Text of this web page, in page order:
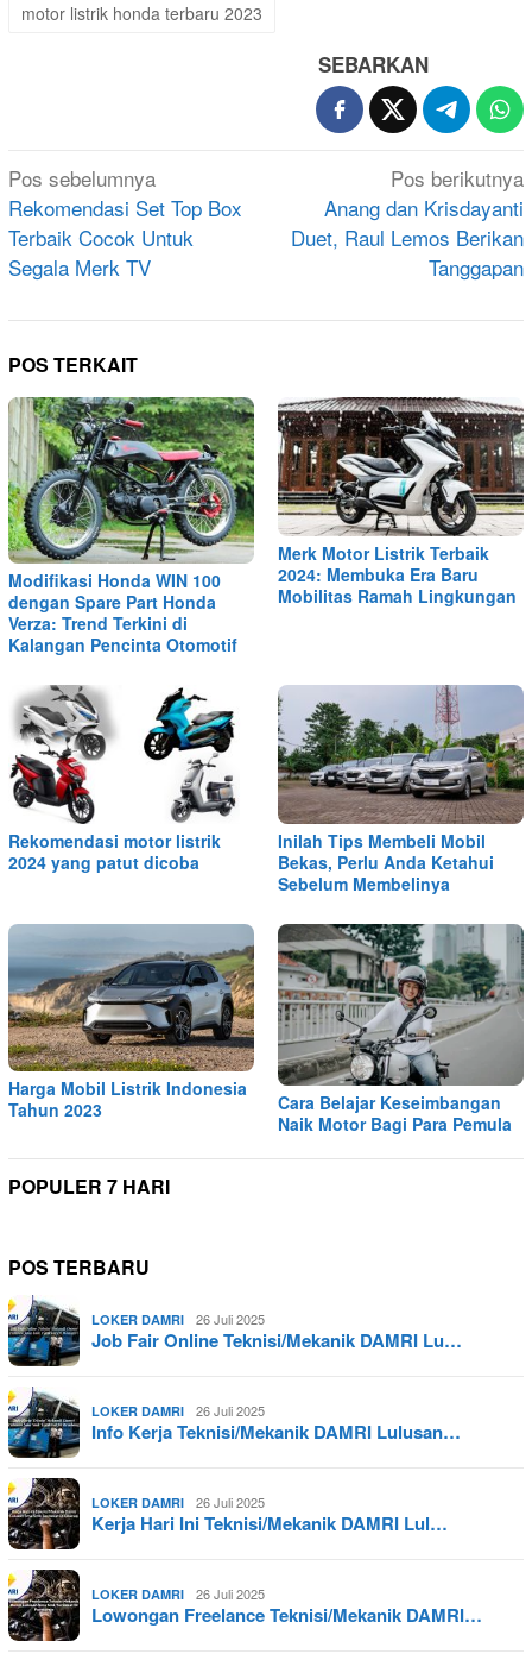
motor listrik honda terbaru 2023
SEBARKAN
Navigasi
pos
Pos sebelumnya
Rekomendasi Set Top Box
Terbaik Cocok Untuk
Segala Merk TV
Pos berikutnya
Anang dan Krisdayanti
Duet, Raul Lemos Berikan
Tanggapan
POS TERKAIT
Modifikasi Honda WIN 100
dengan Spare Part Honda
Verza: Trend Terkini di
Kalangan Pencinta Otomotif
Merk Motor Listrik Terbaik
2024: Membuka Era Baru
Mobilitas Ramah Lingkungan
Rekomendasi motor listrik
2024 yang patut dicoba
Inilah Tips Membeli Mobil
Bekas, Perlu Anda Ketahui
Sebelum Membelinya
Harga Mobil Listrik Indonesia
Tahun 2023
Cara Belajar Keseimbangan
Naik Motor Bagi Para Pemula
POPULER 7 HARI
POS TERBARU
LOKER DAMRI 26 Juli 2025
Job Fair Online Teknisi/Mekanik DAMRI Lu…
LOKER DAMRI 26 Juli 2025
Info Kerja Teknisi/Mekanik DAMRI Lulusan…
LOKER DAMRI 26 Juli 2025
Kerja Hari Ini Teknisi/Mekanik DAMRI Lul…
LOKER DAMRI 26 Juli 2025
Lowongan Freelance Teknisi/Mekanik DAMRI…